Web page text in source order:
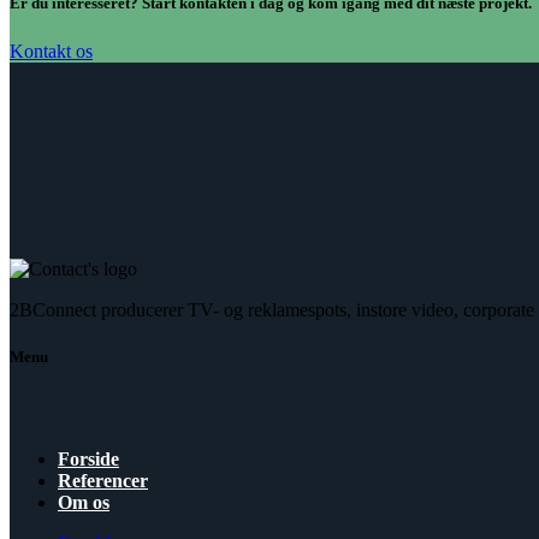
Kontakt os
2BConnect producerer TV- og reklamespots, instore video,
Menu
Forside
Referencer
Om os